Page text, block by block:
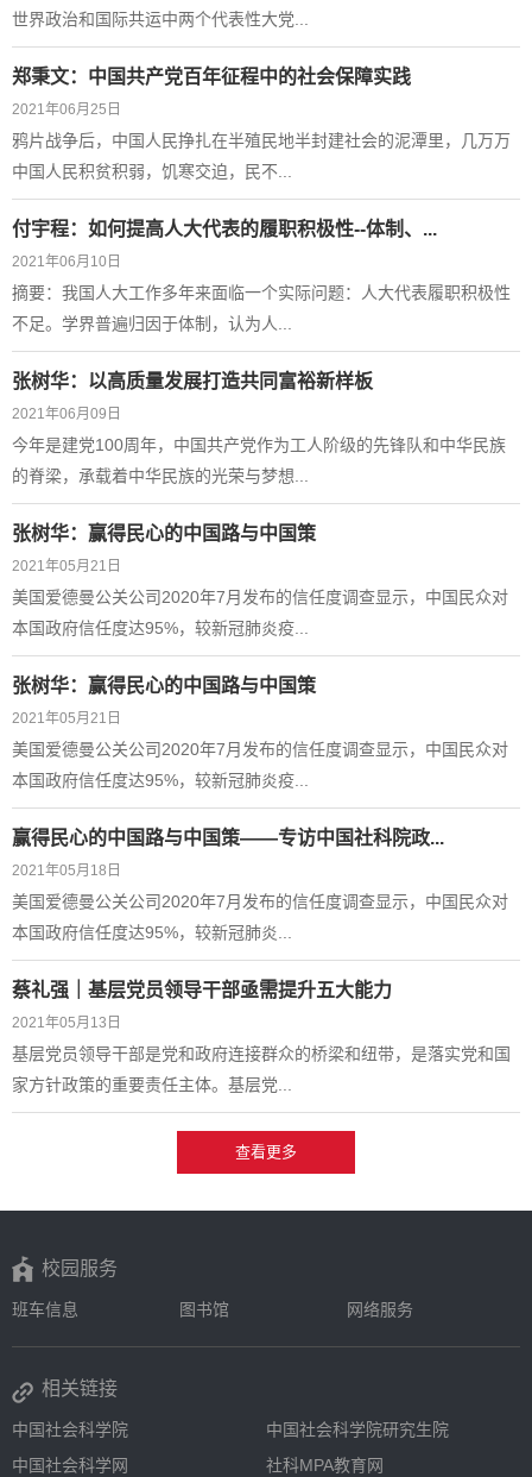
世界政治和国际共运中两个代表性大党...
郑秉文：中国共产党百年征程中的社会保障实践
2021年06月25日
鸦片战争后，中国人民挣扎在半殖民地半封建社会的泥潭里，几万万
中国人民积贫积弱，饥寒交迫，民不...
付宇程：如何提高人大代表的履职积极性--体制、...
2021年06月10日
摘要：我国人大工作多年来面临一个实际问题：人大代表履职积极性
不足。学界普遍归因于体制，认为人...
张树华：以高质量发展打造共同富裕新样板
2021年06月09日
今年是建党100周年，中国共产党作为工人阶级的先锋队和中华民族
的脊梁，承载着中华民族的光荣与梦想...
张树华：赢得民心的中国路与中国策
2021年05月21日
美国爱德曼公关公司2020年7月发布的信任度调查显示，中国民众对
本国政府信任度达95%，较新冠肺炎疫...
张树华：赢得民心的中国路与中国策
2021年05月21日
美国爱德曼公关公司2020年7月发布的信任度调查显示，中国民众对
本国政府信任度达95%，较新冠肺炎疫...
赢得民心的中国路与中国策——专访中国社科院政...
2021年05月18日
​美国爱德曼公关公司2020年7月发布的信任度调查显示，中国民众对
本国政府信任度达95%，较新冠肺炎...
蔡礼强｜基层党员领导干部亟需提升五大能力
2021年05月13日
基层党员领导干部是党和政府连接群众的桥梁和纽带，是落实党和国
家方针政策的重要责任主体。基层党...
查看更多
校园服务
班车信息 图书馆 网络服务
相关链接
中国社会科学院
中国社会科学院研究生院
中国社会科学网
社科MPA教育网